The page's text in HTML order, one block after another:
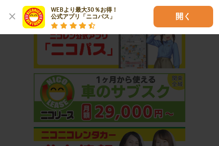
WEBより最大30％お得！
公式アプリ「ニコパス」
開く